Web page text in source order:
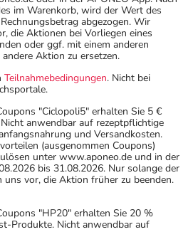
im Warenkorb, wird der Wert des
abgezogen. Wir
die Aktionen bei Vorliegen eines
oder ggf. mit einem anderen
Aktion zu ersetzen.
Teilnahmebedingungen. Nicht bei
"Ciclopoli5" erhalten Sie 5 €
anwendbar auf rezeptpflichtige
und Versandkosten.
(ausgenommen Coupons)
unter www.aponeo.de und in der
bis 31.08.2026. Nur solange der
vor, die Aktion früher zu beenden.
"HP20" erhalten Sie 20 %
Produkte. Nicht anwendbar auf